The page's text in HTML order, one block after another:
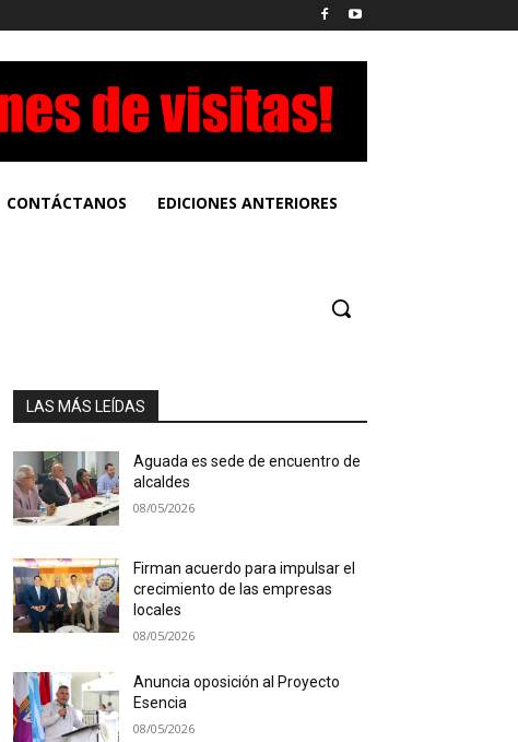
CONTÁCTANOS EDICIONES ANTERIORES
LAS MÁS LEÍDAS
Aguada es sede de encuentro de
alcaldes
08/05/2026
Firman acuerdo para impulsar el
crecimiento de las empresas
locales
08/05/2026
Anuncia oposición al Proyecto
Esencia
08/05/2026